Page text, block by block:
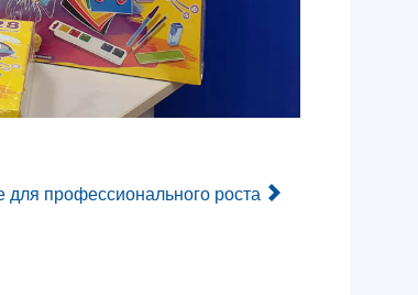
профессионального роста